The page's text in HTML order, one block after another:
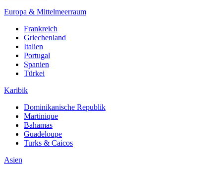
Europa & Mittelmeerraum
Frankreich
Griechenland
Italien
Portugal
Spanien
Türkei
Karibik
Dominikanische Republik
Martinique
Bahamas
Guadeloupe
Turks & Caicos
Asien